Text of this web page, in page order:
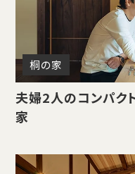
桐の家
夫婦2人のコンパク
家